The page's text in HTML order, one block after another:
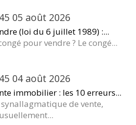
05 août 2026
(loi du 6 juillet 1989) :...
pour vendre ? Le congé...
04 août 2026
immobilier : les 10 erreurs...
de vente,
usuellement...